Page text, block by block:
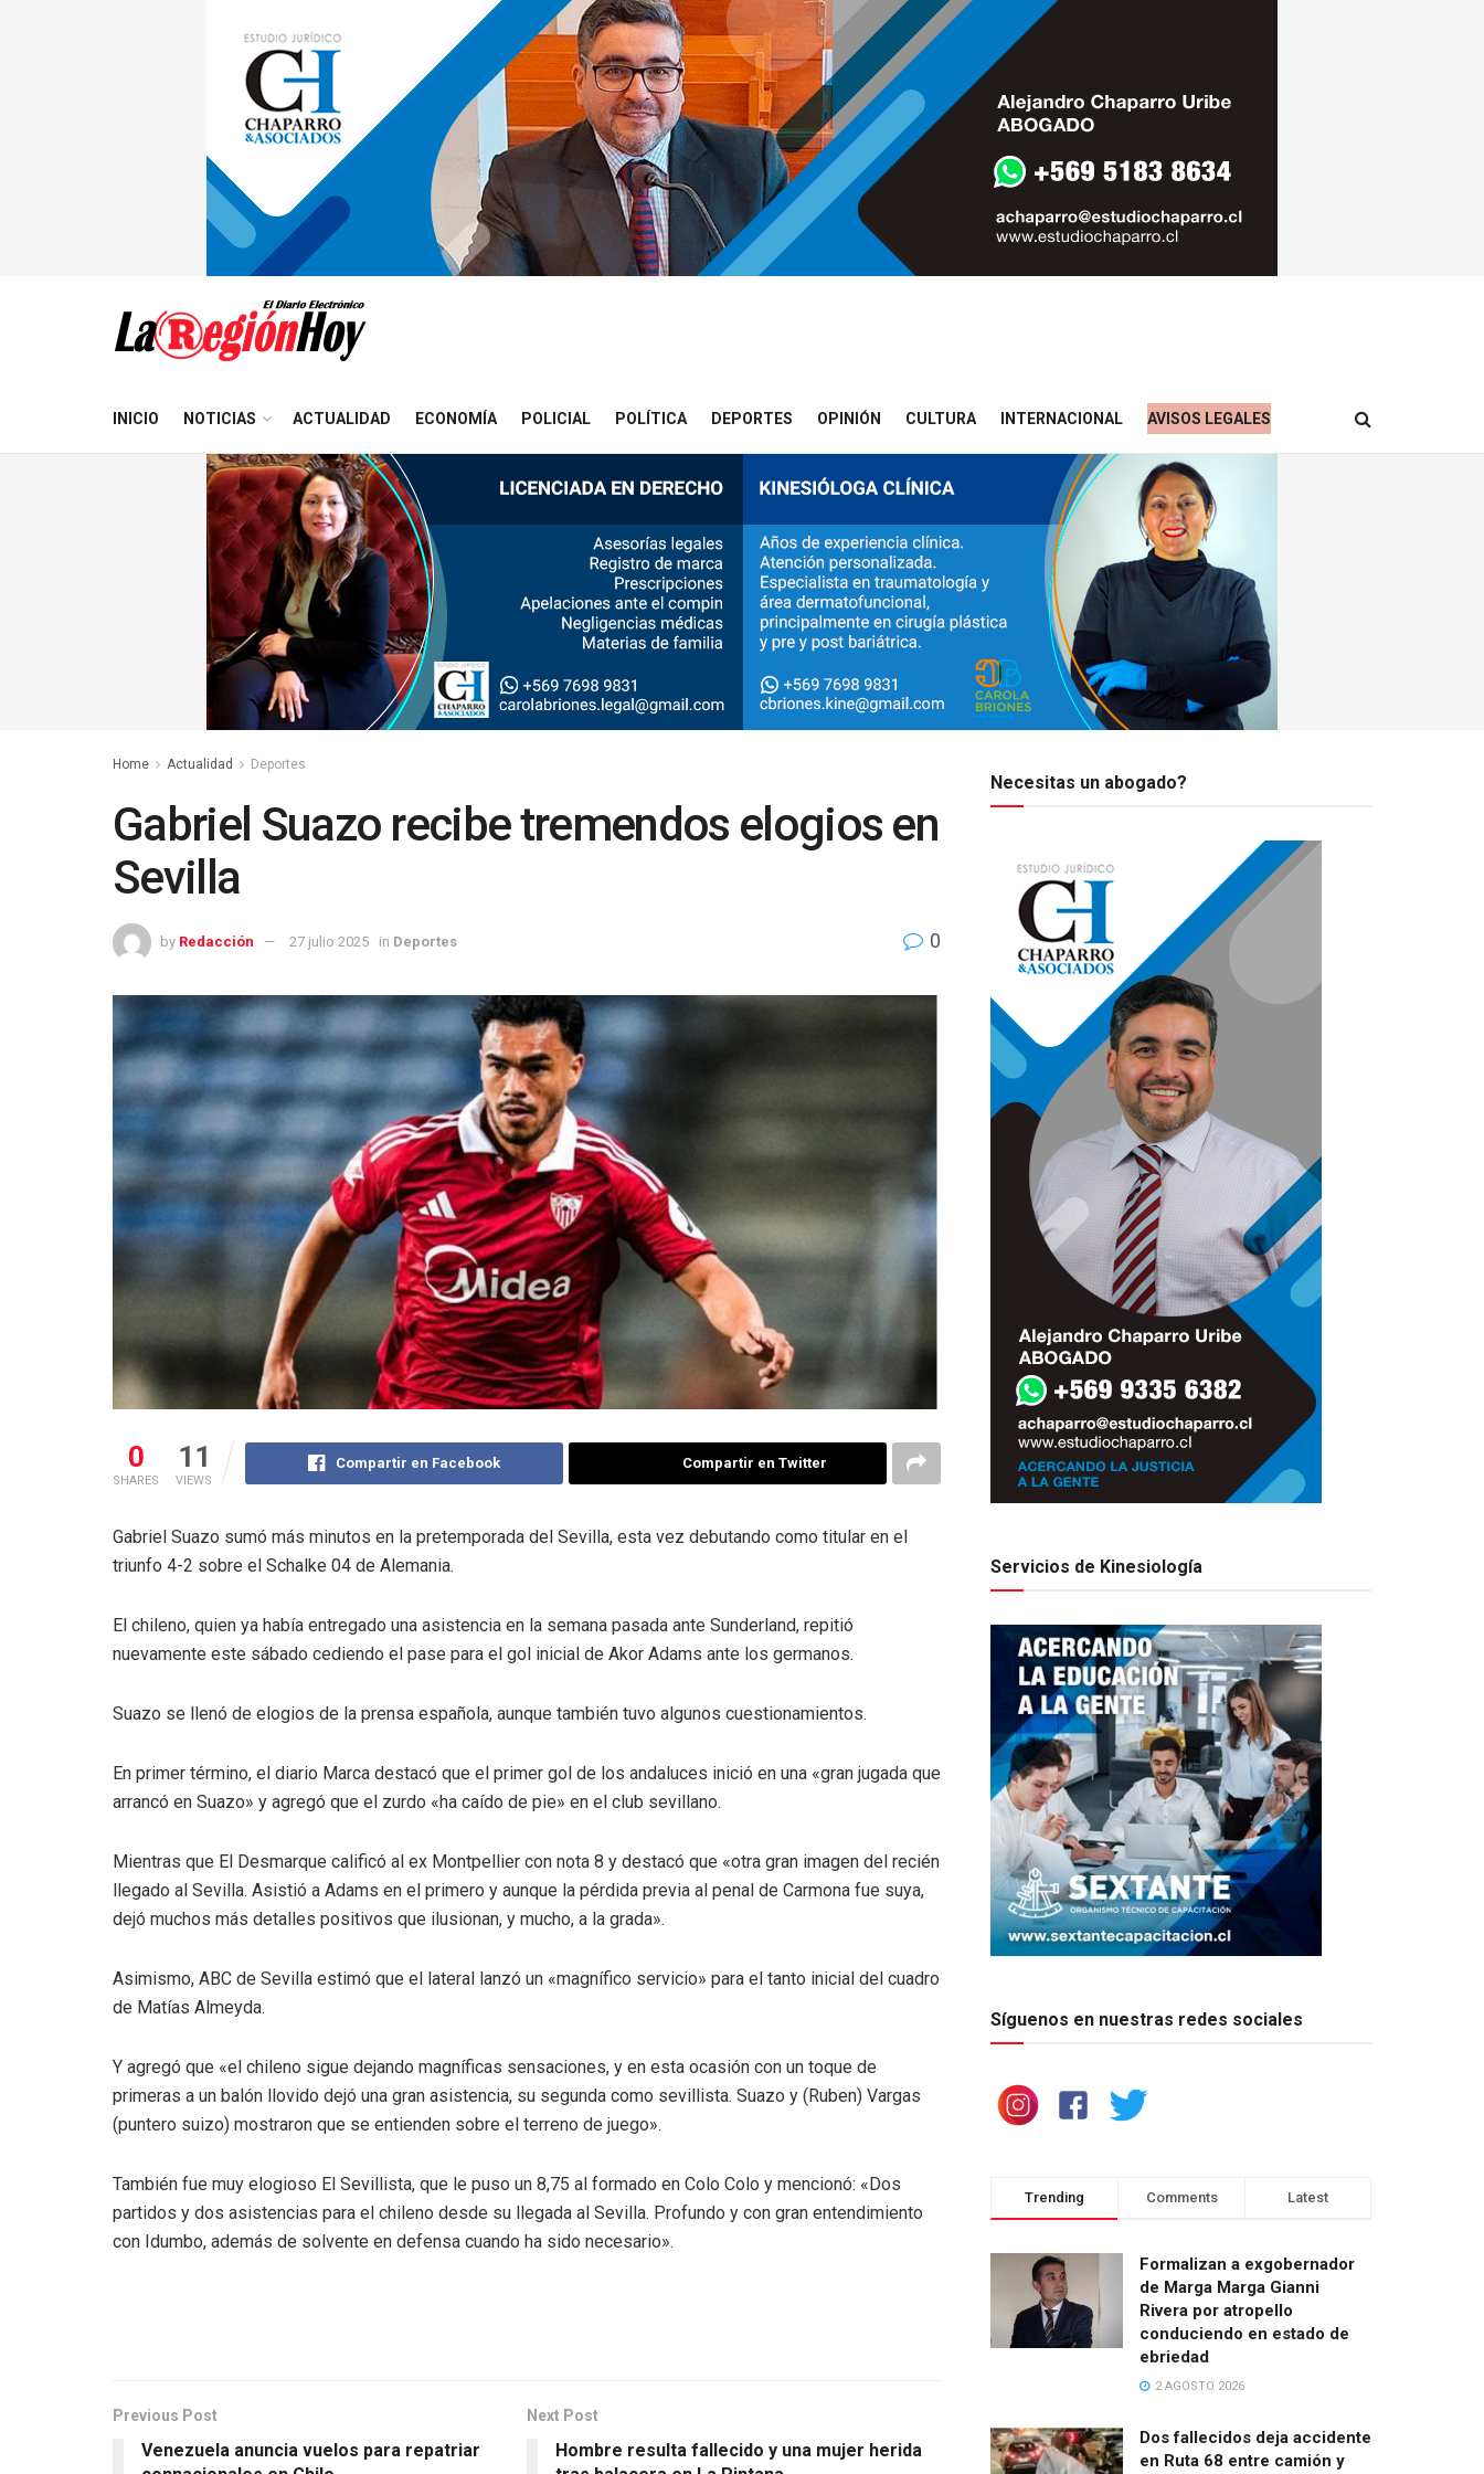
INICIO NOTICIAS ACTUALIDAD ECONOMÍA POLICIAL POLÍTICA DEPORTES OPINIÓN CULTURA INTERNACIONAL AVISOS LEGALES
Home Actualidad Deportes
Gabriel Suazo recibe tremendos elogios en
Sevilla
by Redacción 27 julio 2025 in Deportes 0
0
SHARES
11
VIEWS
Compartir en Facebook Compartir en Twitter
Gabriel Suazo sumó más minutos en la pretemporada del Sevilla, esta vez debutando como titular en el
triunfo 4-2 sobre el Schalke 04 de Alemania.
El chileno, quien ya había entregado una asistencia en la semana pasada ante Sunderland, repitió
nuevamente este sábado cediendo el pase para el gol inicial de Akor Adams ante los germanos.
Suazo se llenó de elogios de la prensa española, aunque también tuvo algunos cuestionamientos.
En primer término, el diario Marca destacó que el primer gol de los andaluces inició en una «gran jugada que
arrancó en Suazo» y agregó que el zurdo «ha caído de pie» en el club sevillano.
Mientras que El Desmarque calificó al ex Montpellier con nota 8 y destacó que «otra gran imagen del recién
llegado al Sevilla. Asistió a Adams en el primero y aunque la pérdida previa al penal de Carmona fue suya,
dejó muchos más detalles positivos que ilusionan, y mucho, a la grada».
Asimismo, ABC de Sevilla estimó que el lateral lanzó un «magnífico servicio» para el tanto inicial del cuadro
de Matías Almeyda.
Y agregó que «el chileno sigue dejando magníficas sensaciones, y en esta ocasión con un toque de
primeras a un balón llovido dejó una gran asistencia, su segunda como sevillista. Suazo y (Ruben) Vargas
(puntero suizo) mostraron que se entienden sobre el terreno de juego».
También fue muy elogioso El Sevillista, que le puso un 8,75 al formado en Colo Colo y mencionó: «Dos
partidos y dos asistencias para el chileno desde su llegada al Sevilla. Profundo y con gran entendimiento
con Idumbo, además de solvente en defensa cuando ha sido necesario».
Previous Post
Venezuela anuncia vuelos para repatriar
Next Post
Hombre resulta fallecido y una mujer herida
Necesitas un abogado?
Servicios de Kinesiología
Síguenos en nuestras redes sociales
Trending Comments Latest
Formalizan a exgobernador
de Marga Marga Gianni
Rivera por atropello
conduciendo en estado de
ebriedad
2 AGOSTO 2026
Dos fallecidos deja accidente
en Ruta 68 entre camión y